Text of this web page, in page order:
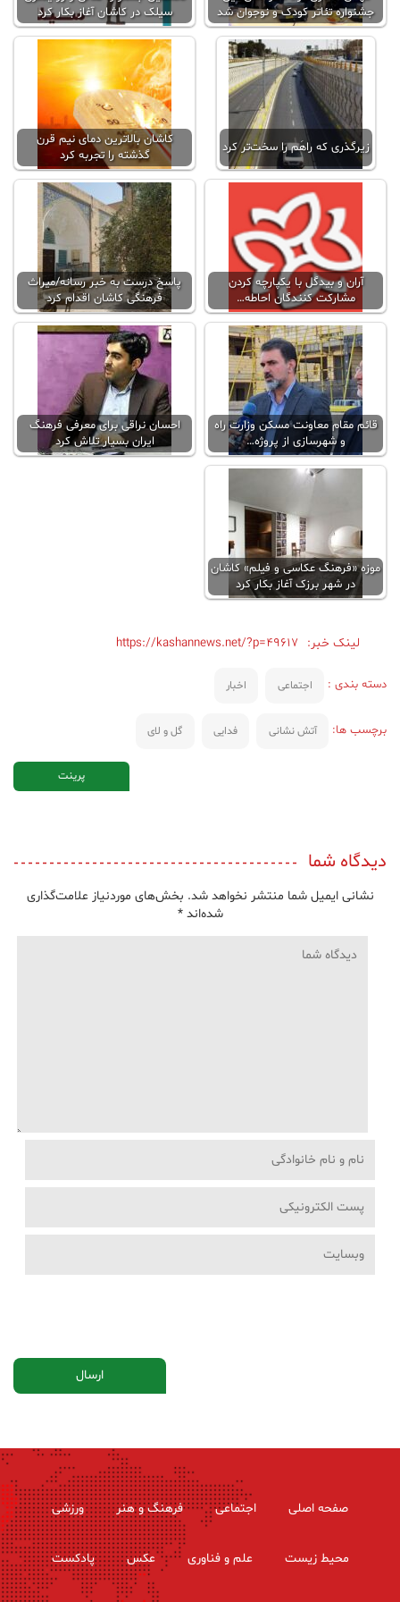
جشنواره تئاتر کودک و نوجوان شد
سیلک در کاشان آغاز بکار کرد
زیرگذری که راهَم را سخت‌تر کرد
کاشان بالاترين دمای نیم قرن
گذشته را تجربه کرد
آران و بیدگل با یکپارچه کردن
مشارکت کنندگان احاطه…
پاسخ درست به خبر رسانه/میراث
فرهنگی کاشان اقدام کرد
قائم مقام معاونت مسکن وزارت راه
و شهرسازی از پروژه…
احسان نراقی برای معرفی فرهنگ
ایران بسیار تلاش کرد
موزه «فرهنگ عکاسی و فیلم» کاشان
در شهر برزک آغاز بکار کرد
لینک خبر: https://kashannews.net/?p=49617
دسته بندی : اجتماعی اخبار
برچسب ها: آتش نشانی فدایی گل و لای
پرینت
دیدگاه شما
نشانی ایمیل شما منتشر نخواهد شد. بخش‌های موردنیاز علامت‌گذاری
شده‌اند*
صفحه اصلی اجتماعی فرهنگ و هنر ورزشی
محیط زیست علم و فناوری عکس پادکست